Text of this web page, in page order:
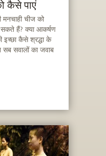
कैसे पाएं
चीज को
हैं? क्या आकर्षण
इच्छा कैसे श्रद्धा के
सब सवालों का जवाब